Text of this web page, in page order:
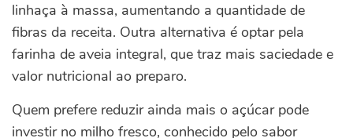
linhaça à massa, aumentando a quantidade de
fibras da receita. Outra alternativa é optar pela
farinha de aveia integral, que traz mais saciedade e
valor nutricional ao preparo.
Quem prefere reduzir ainda mais o açúcar pode
investir no milho fresco, conhecido pelo sabor